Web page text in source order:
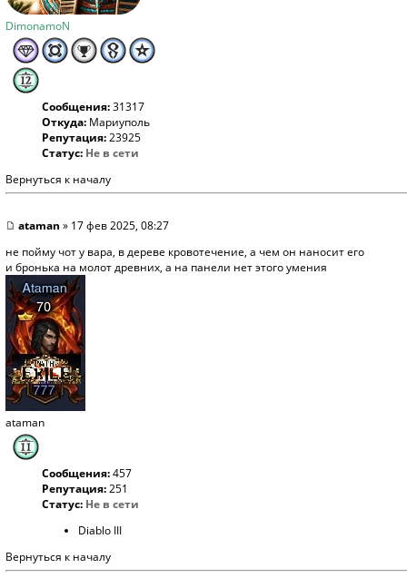
DimonamoN
Сообщения:31317
Откуда: Мариуполь
Репутация:23925
Статус: Не в сети
Вернуться к началу
ataman » 17 фев 2025, 08:27
не пойму чот у вара, в дереве кровотечение, а чем он наносит его
и бронька на молот древних, а на панели нет этого умения
ataman
Сообщения:457
Репутация:251
Статус: Не в сети
Diablo III
Вернуться к началу